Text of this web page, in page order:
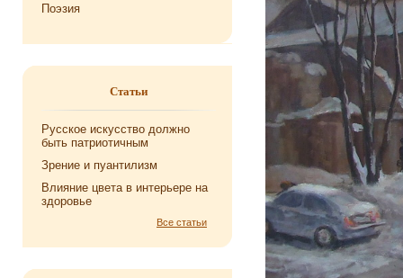
Поэзия
Статьи
Русское искусство должно
быть патриотичным
Зрение и пуантилизм
Влияние цвета в интерьере на
здоровье
Все статьи